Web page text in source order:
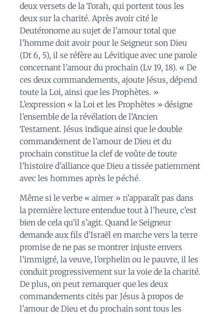
deux versets de la Torah, qui portent tous les
deux sur la charité. Après avoir cité le
Deutéronome au sujet de l’amour total que
l’homme doit avoir pour le Seigneur son Dieu
(Dt 6, 5), il se réfère au Lévitique avec une parole
concernant l’amour du prochain (Lv 19, 18). « De
ces deux commandements, ajoute Jésus, dépend
toute la Loi, ainsi que les Prophètes. »
L’expression « la Loi et les Prophètes » désigne
l’ensemble de la révélation de l’Ancien
Testament. Jésus indique ainsi que le double
commandement de l’amour de Dieu et du
prochain constitue la clef de voûte de toute
l’histoire d’alliance que Dieu a tissée patiemment
avec les hommes après le péché.
Même si le verbe « aimer » n’apparaît pas dans
la première lecture entendue tout à l’heure, c’est
bien de cela qu’il s’agit. Quand le Seigneur
demande aux fils d’Israël en marche vers la terre
promise de ne pas se montrer injuste envers
l’immigré, la veuve, l’orphelin ou le pauvre, il les
conduit progressivement sur la voie de la charité.
De plus, on peut remarquer que les deux
commandements cités par Jésus à propos de
l’amour de Dieu et du prochain sont tous les